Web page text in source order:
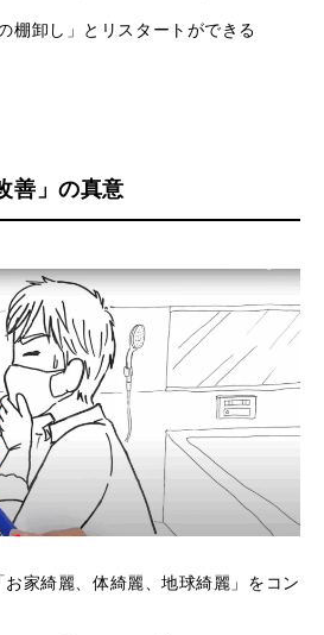
棚卸し」とリスタートができる
善」の真意
家綺麗、体綺麗、地球綺麗」をコン